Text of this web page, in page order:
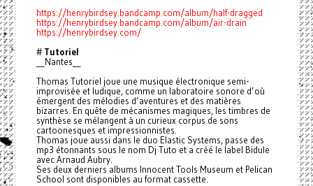
https://henrybirdsey.bandcamp.com/album/half-dragged
https://henrybirdsey.bandcamp.com/album/air-drain
https://henrybirdsey.com/
# Tutoriel
__Nantes__
Thomas Tutoriel joue une musique électronique semi-
improvisée et ludique, comme un laboratoire sonore d’où
émergent des mélodies d’aventures et des matières
bizarres. En quête de mécanismes magiques, les timbres de
synthèse se mélangent à un curieux corpus de sons
cartoonesques et impressionnistes.
Thomas joue aussi dans le duo Elastic Systems, passe des
mp3 étonnants sous le nom Dj Tuto et a créé le label Bidule
avec Arnaud Aubry.
Ses deux derniers albums Innocent Tools Museum et Pelican
School sont disponibles au format cassette.